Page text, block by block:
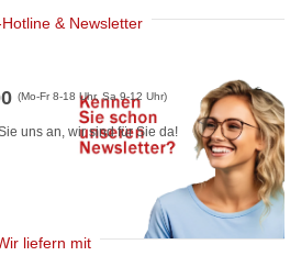
& Newsletter
(Mo-Fr 8-18 Uhr, Sa 9-12 Uhr)
uns an, wir sind für Sie da!
liefern mit